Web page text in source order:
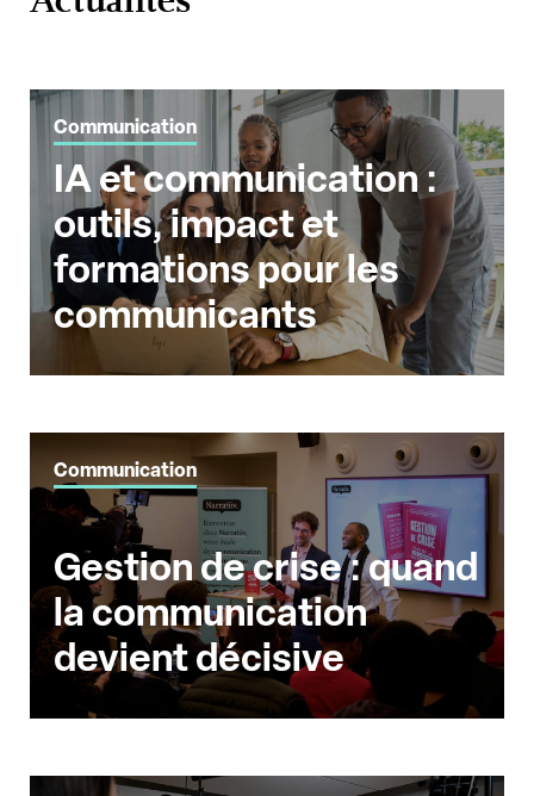
Communication
IA et communication :
outils, impact et
formations pour les
communicants
Communication
Gestion de crise : quand
la communication
devient décisive